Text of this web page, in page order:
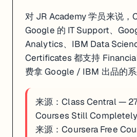
对 JR Academy 学员来说，
Google 的 IT Support、
Analytics、IBM Data
Certificates 都支持
费拿 Google / IBM 出品的系
来源：Class Central —
Courses Still
来源：Coursera Free